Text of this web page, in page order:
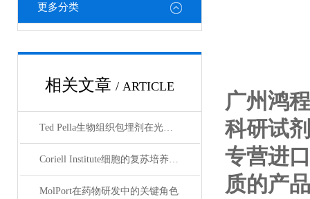
更多分类
相关文章 / ARTICLE
Ted Pella生物组织包埋剂在光镜与电镜联用技术中的应用
Coriell Institute细胞的复苏培养与质量控制规范
MolPort在药物研发中的关键角色
广州鸿
科研试
专营进
质的产